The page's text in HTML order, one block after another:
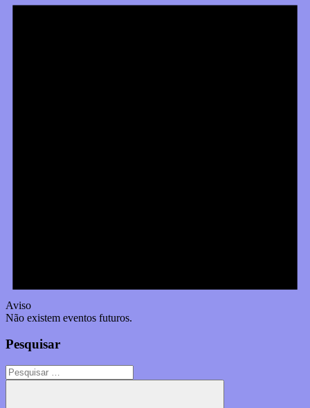
Aviso
Não existem eventos futuros.
Pesquisar
Pesquisar
por: